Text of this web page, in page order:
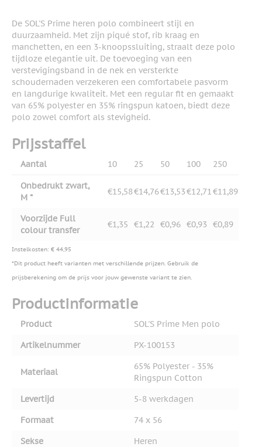
De SOL'S Prime heren polo combineert stijl en
duurzaamheid. Met zijn piqué stof, rib kraag en
manchetten, en een 3-knoopssluiting, straalt deze polo
tijdloze elegantie uit. De toevoeging van een
verstevigingsband in de nek en versterkte
schoudernaden verzekeren een comfortabele pasvorm
en langdurige kwaliteit. Met een regular fit en gemaakt
van 65% polyester en 35% ringspun katoen, biedt deze
polo zowel comfort als stevigheid.
Prijsstaffel
Aantal 10 25 50 100 250
Onbedrukt zwart,
M *
€15,58€14,76€13,53€12,71€11,89
Voorzijde Full
colour transfer
€1,35 €1,22 €0,96 €0,93 €0,89
Instelkosten: € 44,95
*Dit product heeft varianten met verschillende prijzen. Gebruik de
prijsberekening om de prijs voor jouw gewenste variant te zien.
Productinformatie
Product
SOL'S Prime Men polo
Artikelnummer
PX-100153
Materiaal
65% Polyester - 35%
Ringspun Cotton
Levertijd
5-8 werkdagen
Formaat
74 x 56
Sekse
Heren